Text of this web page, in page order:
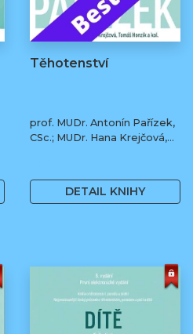
Těhotenství
prof. MUDr. Antonín Pařízek,
CSc.; MUDr. Hana Krejčová,
DETAIL KNIHY